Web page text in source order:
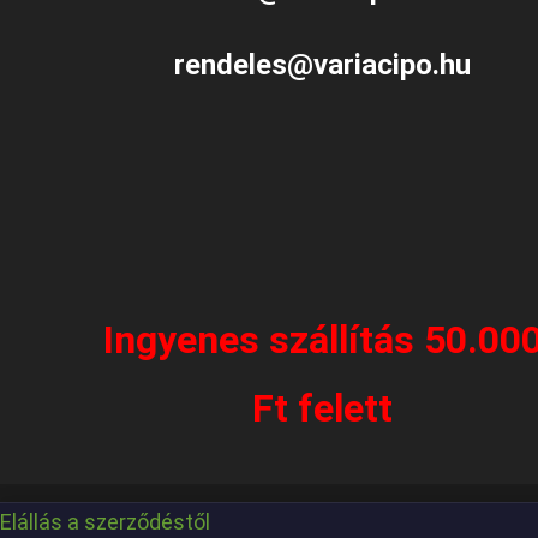
rendeles@variacipo.hu
Ingyenes szállítás
Ft felett
Elállás a szerződéstől